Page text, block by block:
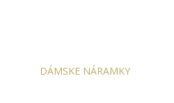
DÁMSKE NÁRAMKY